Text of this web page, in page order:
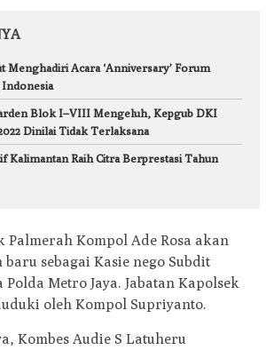
Menghadiri Acara ‘Anniversary’ Forum
Indonesia
Blok I–VIII Mengeluh, Kepgub DKI
Dinilai Tidak Terlaksana
Kalimantan Raih Citra Berprestasi Tahun
Palmerah Kompol Ade Rosa akan
sebagai Kasie nego Subdit
Metro Jaya. Jabatan Kapolsek
oleh Kompol Supriyanto.
Kombes Audie S Latuheru